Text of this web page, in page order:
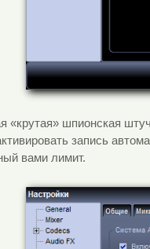
«крутая» шпионская
запись
вами лимит.